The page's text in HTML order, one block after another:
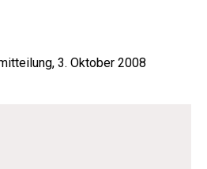
3. Oktober 2008